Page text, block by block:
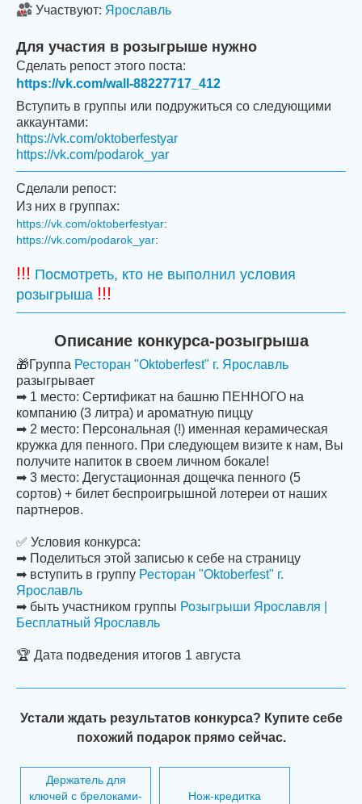
Участвуют: Ярославль
Для участия в розыгрыше нужно
Сделать репост этого поста:
https://vk.com/wall-88227717_412
Вступить в группы или подружиться со следующими
аккаунтами:
https://vk.com/oktoberfestyar
https://vk.com/podarok_yar
Сделали репост:
Из них в группах:
https://vk.com/oktoberfestyar:
https://vk.com/podarok_yar:
!!! Посмотреть, кто не выполнил условия
розыгрыша !!!
Описание конкурса-розыгрыша
🎁Группа Ресторан "Oktoberfest" г. Ярославль
разыгрывает
➡ 1 место: Сертификат на башню ПЕННОГО на
компанию (3 литра) и ароматную пиццу
➡ 2 место: Персональная (!) именная керамическая
кружка для пенного. При следующем визите к нам, Вы
получите напиток в своем личном бокале!
➡ 3 место: Дегустационная дощечка пенного (5
сортов) + билет беспроигрышной лотереи от наших
партнеров.
✅ Условия конкурса:
➡ Поделиться этой записью к себе на страницу
➡ вступить в группу Ресторан "Oktoberfest" г.
Ярославль
➡ быть участником группы Розыгрыши Ярославля |
Бесплатный Ярославль
🏆 Дата подведения итогов 1 августа
Устали ждать результатов конкурса? Купите себе
похожий подарок прямо сейчас.
Держатель для
ключей с брелоками-
Нож-кредитка